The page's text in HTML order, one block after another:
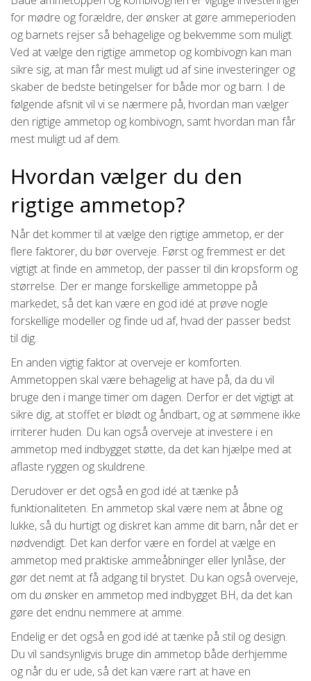
for mødre og forældre, der ønsker at gøre ammeperioden
og barnets rejser så behagelige og bekvemme som muligt.
Ved at vælge den rigtige ammetop og kombivogn kan man
sikre sig, at man får mest muligt ud af sine investeringer og
skaber de bedste betingelser for både mor og barn. I de
følgende afsnit vil vi se nærmere på, hvordan man vælger
den rigtige ammetop og kombivogn, samt hvordan man får
mest muligt ud af dem.
Hvordan vælger du den
rigtige ammetop?
Når det kommer til at vælge den rigtige ammetop, er der
flere faktorer, du bør overveje. Først og fremmest er det
vigtigt at finde en ammetop, der passer til din kropsform og
størrelse. Der er mange forskellige ammetoppe på
markedet, så det kan være en god idé at prøve nogle
forskellige modeller og finde ud af, hvad der passer bedst
til dig.
En anden vigtig faktor at overveje er komforten.
Ammetoppen skal være behagelig at have på, da du vil
bruge den i mange timer om dagen. Derfor er det vigtigt at
sikre dig, at stoffet er blødt og åndbart, og at sømmene ikke
irriterer huden. Du kan også overveje at investere i en
ammetop med indbygget støtte, da det kan hjælpe med at
aflaste ryggen og skuldrene.
Derudover er det også en god idé at tænke på
funktionaliteten. En ammetop skal være nem at åbne og
lukke, så du hurtigt og diskret kan amme dit barn, når det er
nødvendigt. Det kan derfor være en fordel at vælge en
ammetop med praktiske ammeåbninger eller lynlåse, der
gør det nemt at få adgang til brystet. Du kan også overveje,
om du ønsker en ammetop med indbygget BH, da det kan
gøre det endnu nemmere at amme.
Endelig er det også en god idé at tænke på stil og design.
Du vil sandsynligvis bruge din ammetop både derhjemme
og når du er ude, så det kan være rart at have en